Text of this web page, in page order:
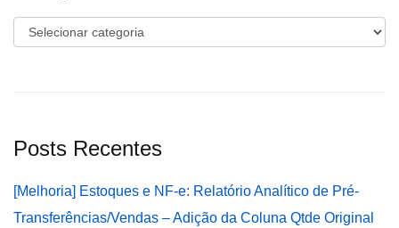
Categorias
Posts Recentes
[Melhoria] Estoques e NF-e: Relatório Analítico de Pré-
Transferências/Vendas – Adição da Coluna Qtde Original